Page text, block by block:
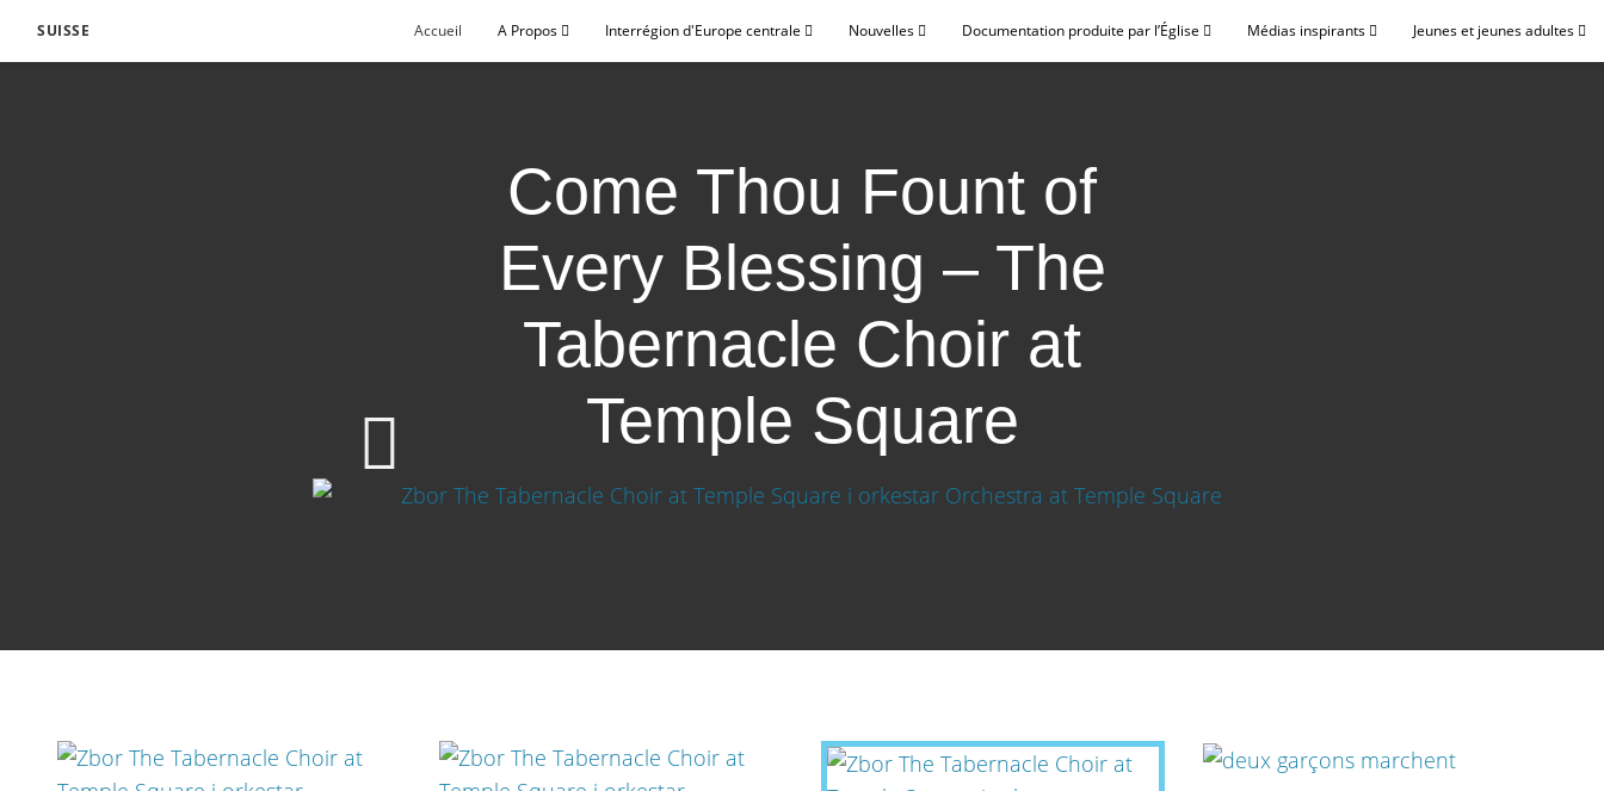
SUISSE Accueil A Propos Interrégion d'Europe centrale Nouvelles Documentation produite par l’Église Médias inspirants Jeunes et jeunes adultes
Come Thou Fount of
Every Blessing – The
Tabernacle Choir at
Temple Square